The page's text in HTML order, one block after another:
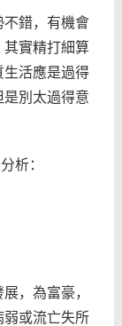
不錯，有機會
其實精打細算
生活應是過得
別太過得意
析：
，為富豪，
弱或流亡失所